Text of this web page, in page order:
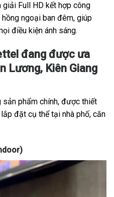
Full HD kết hợp công
ngoại ban đêm, giúp
điều kiện ánh sáng.
đang được ưa
Lương, Kiên Giang
phẩm chính, được thiết
đặt cụ thể tại nhà phố, căn